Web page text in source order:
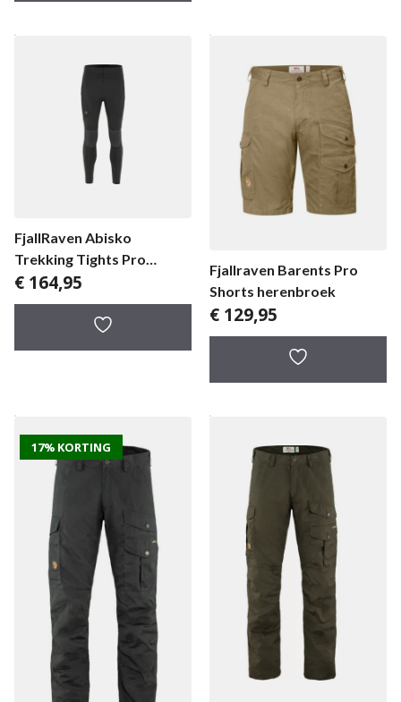
FjallRaven Abisko
Trekking Tights Pro
herenlegging
€ 164,95
Fjallraven Barents Pro
Shorts herenbroek
€ 129,95
17% KORTING